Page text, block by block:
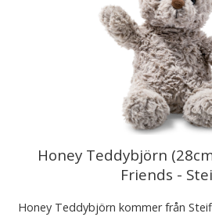
Honey Teddybjörn
Friends -
Honey Teddybjörn kommer från